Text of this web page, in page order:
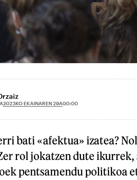
2023KO EKAINAREN 29A00:00
bati «afektua» izatea?
rol jokatzen dute
pentsamendu politikoa